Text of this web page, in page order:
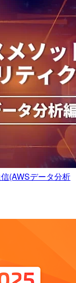
(AWSデータ分析